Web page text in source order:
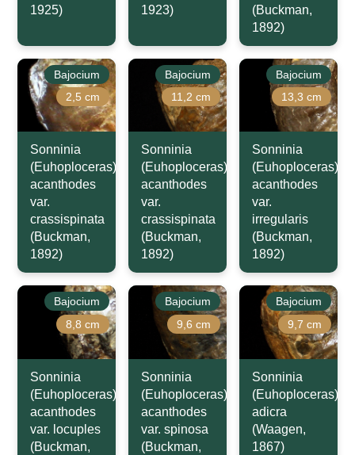
1925)
1923)
(Buckman,
1892)
Bajocium
2,5 cm
Sonninia
(Euhoploceras)
acanthodes
var.
crassispinata
(Buckman,
1892)
Bajocium
11,2 cm
Sonninia
(Euhoploceras)
acanthodes
var.
crassispinata
(Buckman,
1892)
Bajocium
13,3 cm
Sonninia
(Euhoploceras)
acanthodes
var.
irregularis
(Buckman,
1892)
Bajocium
8,8 cm
Sonninia
(Euhoploceras)
acanthodes
var. locuples
(Buckman,
Bajocium
9,6 cm
Sonninia
(Euhoploceras)
acanthodes
var. spinosa
(Buckman,
Bajocium
9,7 cm
Sonninia
(Euhoploceras)
adicra
(Waagen,
1867)